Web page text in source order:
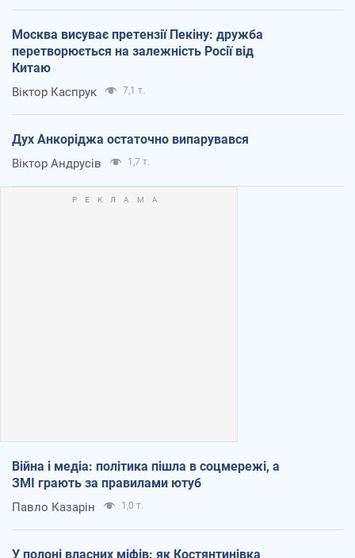
Москва висуває претензії Пекіну: дружба
перетворюється на залежність Росії від
Китаю
Віктор Каспрук 7,1 т.
Дух Анкоріджа остаточно випарувався
Віктор Андрусів 1,7 т.
Війна і медіа: політика пішла в соцмережі, а
ЗМІ грають за правилами ютуб
Павло Казарін 1,0 т.
У полоні власних міфів: як Костянтинівка